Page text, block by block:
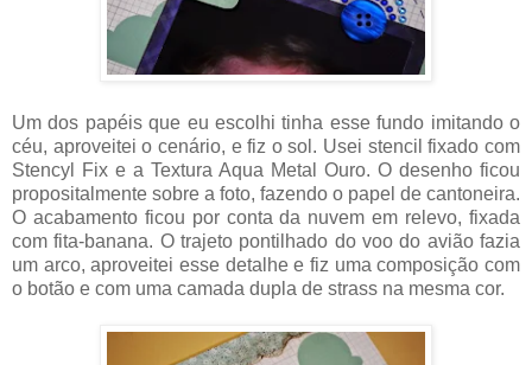
Um dos papéis que eu escolhi tinha esse fundo imitando o
céu, aproveitei o cenário, e fiz o sol. Usei stencil fixado com
Stencyl Fix e a Textura Aqua Metal Ouro. O desenho ficou
propositalmente sobre a foto, fazendo o papel de cantoneira.
O acabamento ficou por conta da nuvem em relevo, fixada
com fita-banana. O trajeto pontilhado do voo do avião fazia
um arco, aproveitei esse detalhe e fiz uma composição com
o botão e com uma camada dupla de strass na mesma cor.